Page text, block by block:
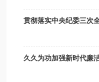
贯彻落实中央纪委三次
久久为功加强新时代廉